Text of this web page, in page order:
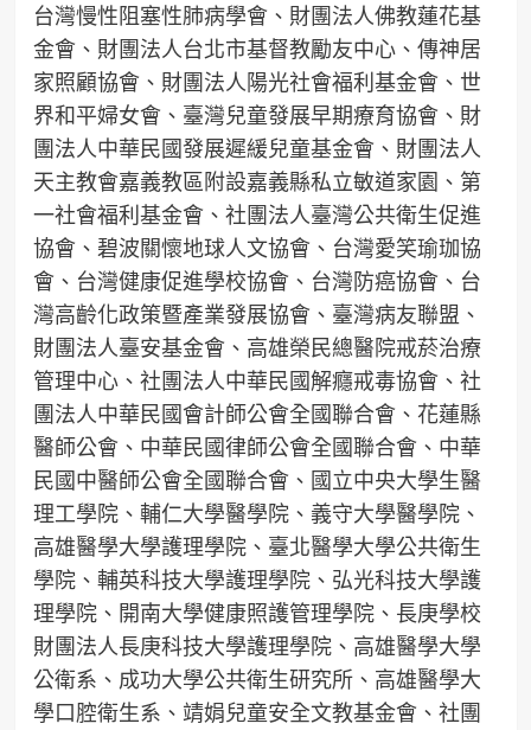
台灣慢性阻塞性肺病學會、財團法人佛教蓮花基
金會、財團法人台北市基督教勵友中心、傳神居
家照顧協會、財團法人陽光社會福利基金會、世
界和平婦女會、臺灣兒童發展早期療育協會、財
團法人中華民國發展遲緩兒童基金會、財團法人
天主教會嘉義教區附設嘉義縣私立敏道家園、第
一社會福利基金會、社團法人臺灣公共衛生促進
協會、碧波關懷地球人文協會、台灣愛笑瑜珈協
會、台灣健康促進學校協會、台灣防癌協會、台
灣高齡化政策暨產業發展協會、臺灣病友聯盟、
財團法人臺安基金會、高雄榮民總醫院戒菸治療
管理中心、社團法人中華民國解癮戒毒協會、社
團法人中華民國會計師公會全國聯合會、花蓮縣
醫師公會、中華民國律師公會全國聯合會、中華
民國中醫師公會全國聯合會、國立中央大學生醫
理工學院、輔仁大學醫學院、義守大學醫學院、
高雄醫學大學護理學院、臺北醫學大學公共衛生
學院、輔英科技大學護理學院、弘光科技大學護
理學院、開南大學健康照護管理學院、長庚學校
財團法人長庚科技大學護理學院、高雄醫學大學
公衛系、成功大學公共衛生研究所、高雄醫學大
學口腔衛生系、靖娟兒童安全文教基金會、社團